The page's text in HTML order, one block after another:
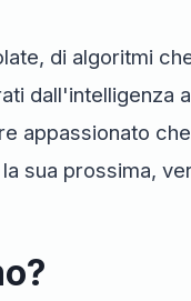
di algoritmi
dall'intelligenza
appassionato
sua prossima,